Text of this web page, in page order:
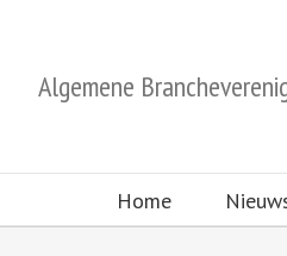
Algemene
Home